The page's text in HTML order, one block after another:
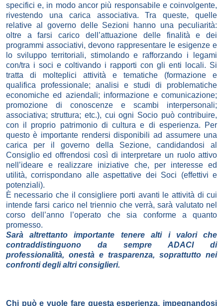
specifici e, in modo ancor più responsabile e coinvolgente,
rivestendo una carica associativa. Tra queste, quelle
relative al governo delle Sezioni hanno una peculiarità:
oltre a farsi carico dell’attuazione delle finalità e dei
programmi associativi, devono rappresentare le esigenze e
lo sviluppo territoriali, stimolando e rafforzando i legami
con/tra i soci e coltivando i rapporti con gli enti locali. Si
tratta di molteplici attività e tematiche (formazione e
qualifica professionale; analisi e studi di problematiche
economiche ed aziendali; informazione e comunicazione;
promozione di conoscenze e scambi interpersonali;
associativa; struttura; etc.), cui ogni Socio può contribuire,
con il proprio patrimonio di cultura e di esperienza. Per
questo è importante rendersi disponibili ad assumere una
carica per il governo della Sezione, candidandosi al
Consiglio ed offrendosi così di interpretare un ruolo attivo
nell’ideare e realizzare iniziative che, per interesse ed
utilità, corrispondano alle aspettative dei Soci (effettivi e
potenziali).
È necessario che il consigliere porti avanti le attività di cui
intende farsi carico nel triennio che verrà, sarà valutato nel
corso dell’anno l’operato che sia conforme a quanto
promesso.
Sarà altrettanto importante tenere alti i valori che
contraddistinguono da sempre ADACI di
professionalità, onestà e trasparenza, soprattutto nei
confronti degli altri consiglieri.
Chi può e vuole fare questa esperienza, impegnandosi